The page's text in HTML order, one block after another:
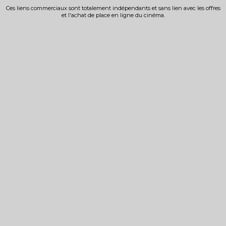
Ces liens commerciaux sont totalement indépendants et sans lien avec les offres
et l'achat de place en ligne du cinéma.